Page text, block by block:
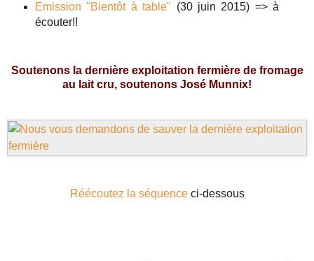
Emission "Bientôt à table" (30 juin 2015) => à
écouter!!
Soutenons la dernière exploitation fermière de fromage
au lait cru, soutenons José Munnix!
Réécoutez la séquenceci-dessous